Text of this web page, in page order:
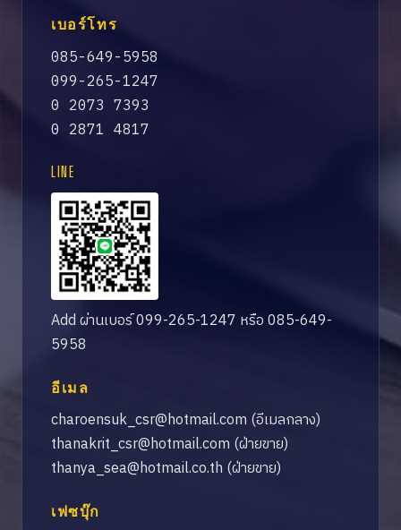
เบอร์โทร
085-649-5958
099-265-1247
0 2073 7393
0 2871 4817
LINE
Add ผ่านเบอร์ 099-265-1247 หรือ 085-649-
5958
อีเมล
charoensuk_csr@hotmail.com (อีเมลกลาง)
thanakrit_csr@hotmail.com (ฝ่ายขาย)
thanya_sea@hotmail.co.th (ฝ่ายขาย)
เฟซบุ๊ก